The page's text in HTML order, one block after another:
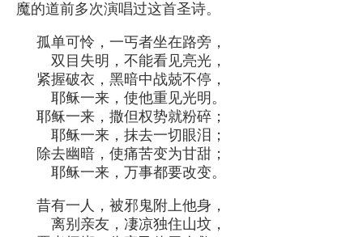
魔的道前多次演唱过这首圣诗。
孤单可怜，一丐者坐在路旁，
双目失明，不能看见亮光，
紧握破衣，黑暗中战兢不停，
耶稣一来，使他重见光明。
耶稣一来，撒但权势就粉碎；
耶稣一来，抹去一切眼泪；
除去幽暗，使痛苦变为甘甜；
耶稣一来，万事都要改变。
昔有一人，被邪鬼附上他身，
离别亲友，凄凉独住山坟，